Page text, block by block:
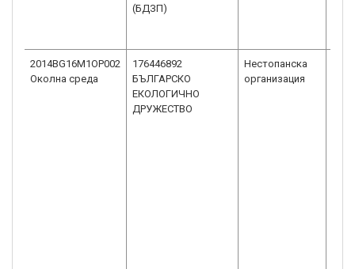
(БДЗП)
2014BG16M1OP002
Околна среда
176446892
БЪЛГАРСКО
ЕКОЛОГИЧНО
ДРУЖЕСТВО
Нестопанска
организация